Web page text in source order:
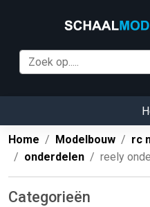
Home Modelbouw
rc
onderdelen
reely
Categorieën